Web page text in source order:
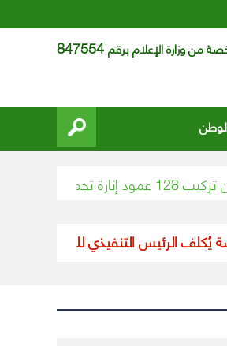
من وزارة الإعلام برقم847554
يُكلف الرئيس التنفيذي للنادي الأهلي